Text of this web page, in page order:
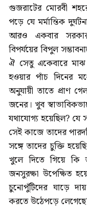
গুজরাটের মোরবী
পড়ে যে মর্মান্তিক
আরও একবার
বিপর্যয়ের বিপুল
ঐ সেতু একেবারে মাঝ
হওয়ার পাঁচ দিনের
অনুযায়ী তাতে প্রাণ
জনের। খুব
যথাযোগ্য হয়েছিল? যে
সেই কাজে তাদের
সঙ্গে তাদের চুক্তি
খুলে দিতে গিয়ে কি
জনসুরক্ষা উপেক্ষিত
চুনোপুঁটিদের ঘাড়ে
করতে উঠেপড়ে